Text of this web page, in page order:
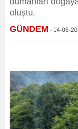
oluştu.
GÜNDEM - 14-06-